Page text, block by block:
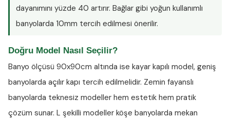
dayanımını yüzde 40 artırır. Bağlar gibi yoğun kullanımlı
banyolarda 10mm tercih edilmesi önerilir.
Doğru Model Nasıl Seçilir?
Banyo ölçüsü 90x90cm altında ise kayar kapılı model, geniş
banyolarda açılır kapı tercih edilmelidir. Zemin fayanslı
banyolarda teknesiz modeller hem estetik hem pratik
çözüm sunar. L şekilli modeller köşe banyolarda mekan